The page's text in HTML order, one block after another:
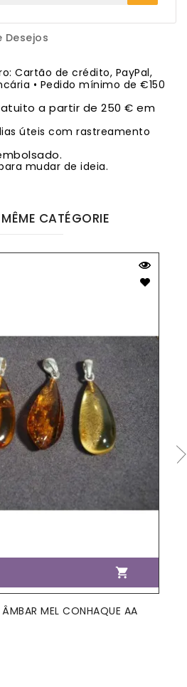
Desejos
Cartão de crédito, PayPal,
• Pedido mínimo de €150
a partir de 250 € em
úteis com rastreamento
mudar de ideia.
CATÉGORIE

MEL CONHAQUE AA